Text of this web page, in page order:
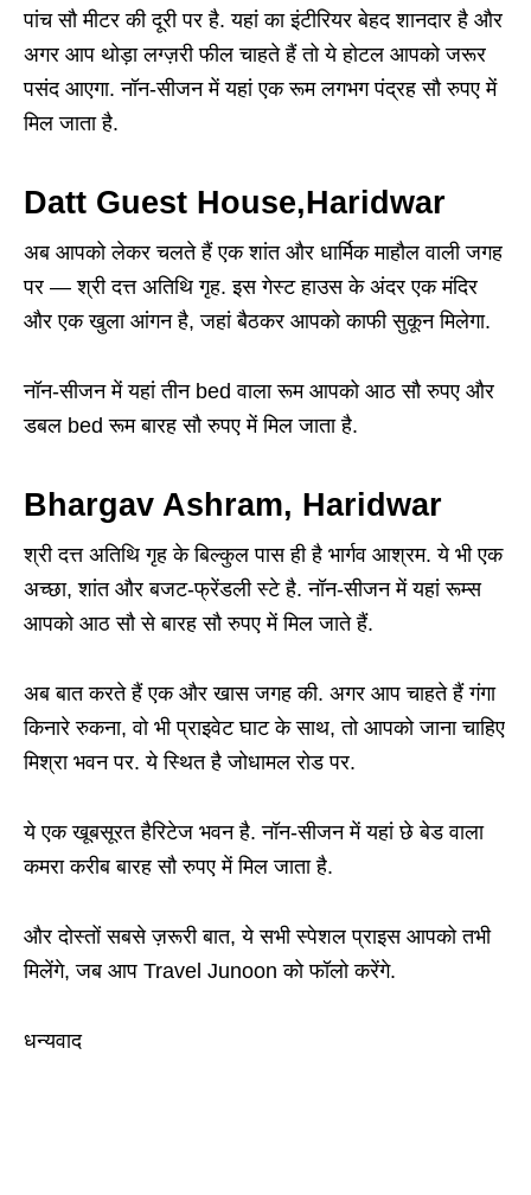
पांच सौ मीटर की दूरी पर है. यहां का इंटीरियर बेहद शानदार है और
अगर आप थोड़ा लग्ज़री फील चाहते हैं तो ये होटल आपको जरूर
पसंद आएगा. नॉन-सीजन में यहां एक रूम लगभग पंद्रह सौ रुपए में
मिल जाता है.
Datt Guest House,Haridwar
अब आपको लेकर चलते हैं एक शांत और धार्मिक माहौल वाली जगह
पर — श्री दत्त अतिथि गृह. इस गेस्ट हाउस के अंदर एक मंदिर
और एक खुला आंगन है, जहां बैठकर आपको काफी सुकून मिलेगा.
नॉन-सीजन में यहां तीन bed वाला रूम आपको आठ सौ रुपए और
डबल bed रूम बारह सौ रुपए में मिल जाता है.
Bhargav Ashram, Haridwar
श्री दत्त अतिथि गृह के बिल्कुल पास ही है भार्गव आश्रम. ये भी एक
अच्छा, शांत और बजट-फ्रेंडली स्टे है. नॉन-सीजन में यहां रूम्स
आपको आठ सौ से बारह सौ रुपए में मिल जाते हैं.
अब बात करते हैं एक और खास जगह की. अगर आप चाहते हैं गंगा
किनारे रुकना, वो भी प्राइवेट घाट के साथ, तो आपको जाना चाहिए
मिश्रा भवन पर. ये स्थित है जोधामल रोड पर.
ये एक खूबसूरत हैरिटेज भवन है. नॉन-सीजन में यहां छे बेड वाला
कमरा करीब बारह सौ रुपए में मिल जाता है.
और दोस्तों सबसे ज़रूरी बात, ये सभी स्पेशल प्राइस आपको तभी
मिलेंगे, जब आप Travel Junoon को फॉलो करेंगे.
धन्यवाद